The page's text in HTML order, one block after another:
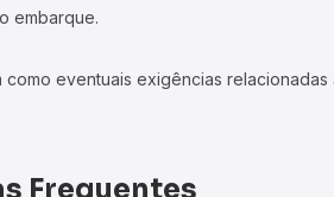
embarque.
eventuais exigências relacionadas
Frequentes